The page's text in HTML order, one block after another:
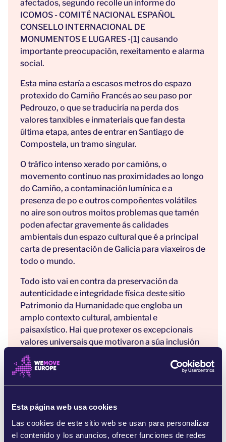
Esta página web usa cookies
Las cookies de este sitio web se usan para personalizar
el contenido y los anuncios, ofrecer funciones de redes
afectados, segundo recolle un informe do
ICOMOS - COMITÉ NACIONAL ESPAÑOL
CONSELLO INTERNACIONAL DE
MONUMENTOS E LUGARES -[1] causando
importante preocupación, rexeitamento e alarma
social.
Esta mina estaría a escasos metros do espazo
protexido do Camiño Francés ao seu paso por
Pedrouzo, o que se traduciría na perda dos
valores tanxibles e inmateriais que fan desta
última etapa, antes de entrar en Santiago de
Compostela, un tramo singular.
O tráfico intenso xerado por camións, o
movemento continuo nas proximidades ao longo
do Camiño, a contaminación lumínica e a
presenza de po e outros compoñentes volátiles
no aire son outros moitos problemas que tamén
poden afectar gravemente ás calidades
ambientais dun espazo cultural que é a principal
carta de presentación de Galicia para viaxeiros de
todo o mundo.
Todo isto vai en contra da preservación da
autenticidade e integridade física deste sitio
Patrimonio da Humanidade que engloba un
amplo contexto cultural, ambiental e
paisaxístico. Hai que protexer os excepcionais
valores universais que motivaron a súa inclusión
pola
Mundial.
Entre 1974 e 1986 esta mesma zona
doce anos deixou media ducia de ríos
contaminados permanentemente pola drenaxe
ácida das minas, moitas terras agrícolas